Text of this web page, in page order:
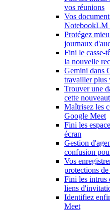
vos réunions
Vos
NotebookLM
Protégez
journaux
Fini le casse-
la nouvelle
Gemini dans
travailler plus
Trouver une
cette
Maîtrisez les
Google Meet
Fini les
écran
Gestion
confusion
Vos
protections
Fini les intrus
liens
Identifiez
Meet